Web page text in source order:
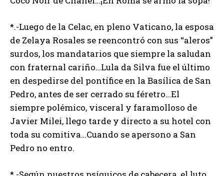
*.-Luego de la Celac, en pleno Vaticano, la esposa
de Zelaya Rosales se reencontró con sus “aleros”
surdos, los mandatarios que siempre la saludan
con fraternal cariño…Lula da Silva fue el último
en despedirse del pontífice en la Basílica de San
Pedro, antes de ser cerrado su féretro…El
siempre polémico, visceral y faramolloso de
Javier Milei, llego tarde y directo a su hotel con
toda su comitiva…Cuando se apersono a San
Pedro no entro.